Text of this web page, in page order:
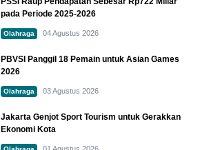
pada Periode 2025-2026
Olahraga 04 Agustus 2026
PBVSI Panggil 18 Pemain untuk Asian Games
2026
Olahraga 03 Agustus 2026
Jakarta Genjot Sport Tourism untuk Gerakkan
Ekonomi Kota